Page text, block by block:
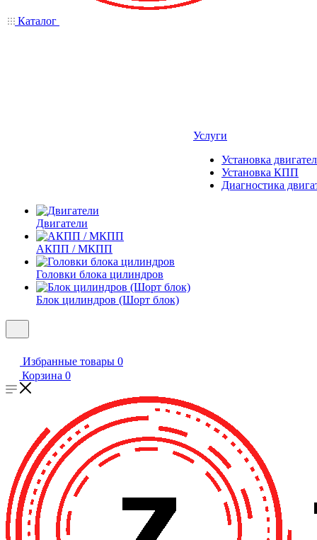
Каталог
Двигатели
АКПП / МКПП
Головки блока цилиндров
Блок цилиндров (Шорт блок)
Услуги
Установка
Установка КПП
Диагностика
Избранные товары 0
Корзина 0